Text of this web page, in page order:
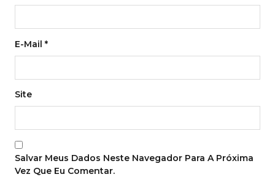
E-Mail *
Site
Salvar Meus Dados Neste Navegador Para A Próxima
Vez Que Eu Comentar.